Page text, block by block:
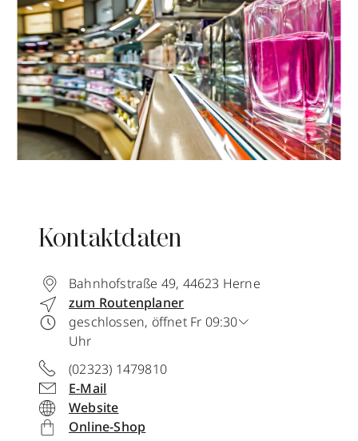
Kontaktdaten
Bahnhofstraße 49, 44623 Herne
zum Routenplaner
geschlossen, öffnet Fr 09:30
Uhr
(02323) 1479810
E-Mail
Website
Online-Shop